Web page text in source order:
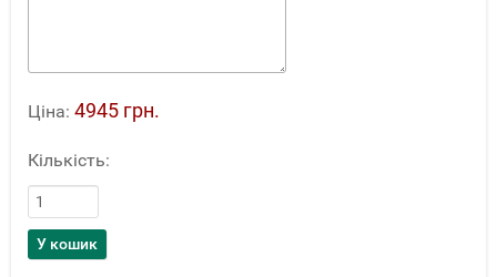
Ціна: 4945 грн.
Кількість: